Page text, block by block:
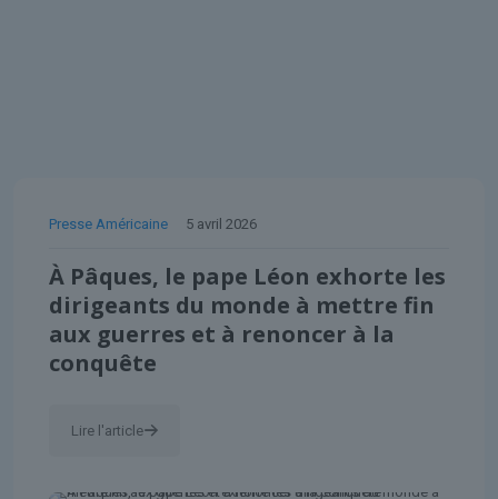
Presse Américaine 5 avril 2026
À Pâques, le pape Léon exhorte les
dirigeants du monde à mettre fin
aux guerres et à renoncer à la
conquête
Lire l'article